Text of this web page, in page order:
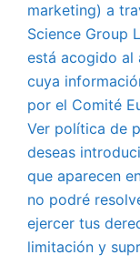
marketing) a
Science Group
está acogido al
cuya
por el Comité
Ver política de
deseas
que aparecen
no podré
ejercer tus
limitación y